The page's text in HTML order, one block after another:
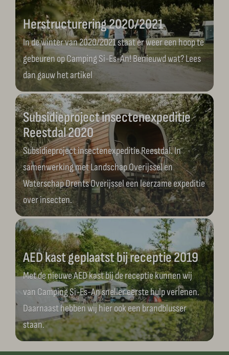
Herstructurering 2020/2021
In de winter van 2020/2021 staat er weer een hoop te
gebeuren op Camping Si-Es-An! Benieuwd wat? Lees
dan gauw het artikel
Subsidieproject insectenexpeditie
Reestdal 2020
Subsidieproject insectenexpeditie Reestdal. In
samenwerking met Landschap Overijssel en
Waterschap Drents Overijssel een leerzame expeditie
over insecten.
AED kast geplaatst bij receptie 2019
Met de nieuwe AED kast bij de receptie kunnen wij
van Camping Si-Es-An sneller eerste hulp verlenen.
Daarnaast hebben wij hier ook een brandblusser
staan.